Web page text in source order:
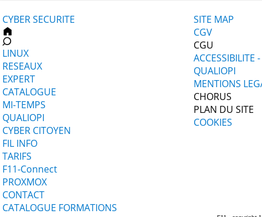
CYBER SECURITE
LINUX
RESEAUX
EXPERT
CATALOGUE
MI-TEMPS
QUALIOPI
CYBER CITOYEN
FIL INFO
TARIFS
F11-Connect
PROXMOX
CONTACT
CATALOGUE FORMATIONS
SITE MAP
CGV
CGU
ACCESSIBILITE
QUALIOPI
MENTIONS
CHORUS
PLAN DU SITE
COOKIES